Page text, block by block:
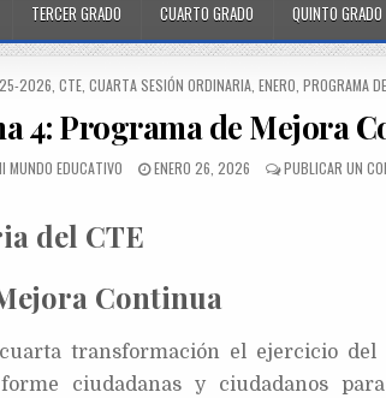
TERCER GRADO CUARTO GRADO QUINTO GRADO
2026 ,CTE ,CUARTA SESIÓN ORDINARIA ,ENERO ,PROGRAMA
4: Programa de Mejora
MUNDO EDUCATIVO ENERO 26, 2026 PUBLICAR UN
del CTE
Continua
transformación el ejercicio del
ciudadanas y ciudadanos